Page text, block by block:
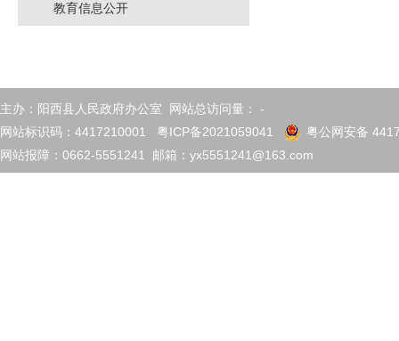
教育信息公开
主办：阳西县人民政府办公室 网站总访问量： -
网站标识码：4417210001 粤ICP备2021059041
粤公网安备
网站报障：0662-5551241 邮箱：yx5551241@163.com